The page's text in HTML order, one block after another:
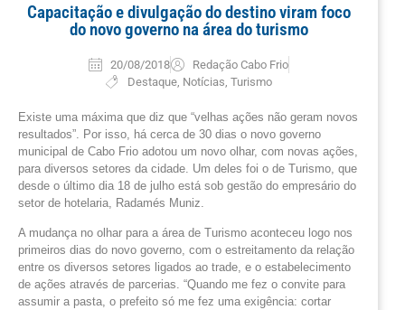
Capacitação e divulgação do destino viram foco
do novo governo na área do turismo
20/08/2018
Redação Cabo Frio
Destaque, Notícias Turismo
Existe uma máxima que diz que “velhas ações não geram novos
resultados”. Por isso, há cerca de 30 dias o novo governo
municipal de Cabo Frio adotou um novo olhar, com novas ações,
para diversos setores da cidade. Um deles foi o de Turismo, que
desde o último dia 18 de julho está sob gestão do empresário do
setor de hotelaria, Radamés Muniz.
A mudança no olhar para a área de Turismo aconteceu logo nos
primeiros dias do novo governo, com o estreitamento da relação
entre os diversos setores ligados ao trade, e o estabelecimento
de ações através de parcerias. “Quando me fez o convite para
assumir a pasta, o prefeito só me fez uma exigência: cortar